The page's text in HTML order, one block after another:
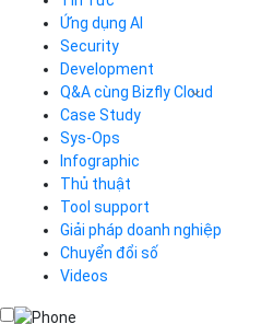
CDN
Load Balancer
Auto Scaling
Container Registry
Kubernetes
Cloud Database
Call Center
Business Email
Simple Storage
VPN
Traffic Manager
Cloud VPS
Ứng dụng AI
Security
Development
Q&A cùng Bizfly Cloud
Q&A về Bizfly Cloud Server
Thao tác kết nối tới server
Videos
Q&A về Bizfly Business Email
Videos
Case Study
Sys-Ops
Infographic
Thủ thuật
Tool support
Giải pháp doanh nghiệp
Chuyển đổi số
Videos